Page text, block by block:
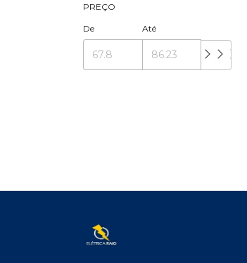
PREÇO
De Até